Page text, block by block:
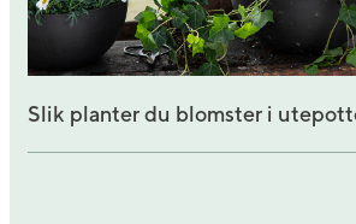
Slik planter du blomster i